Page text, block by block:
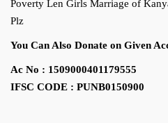
Poverty Len Girls Marriage of
Plz
You Can Also Donate on Given
Ac No : 1509000401179555
IFSC CODE : PUNB0150900